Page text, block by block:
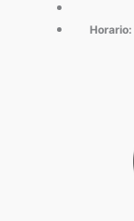
Horario: